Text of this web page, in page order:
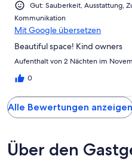
Gut: Sauberkeit, Ausstattung,
Kommunikation
Mit Google übersetzen
Beautiful space! Kind owners
Aufenthalt von 2 Nächten im
0
Alle Bewertungen anzeigen
Über den